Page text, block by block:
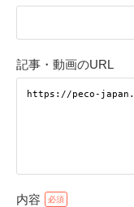
記事・動画のURL
内容